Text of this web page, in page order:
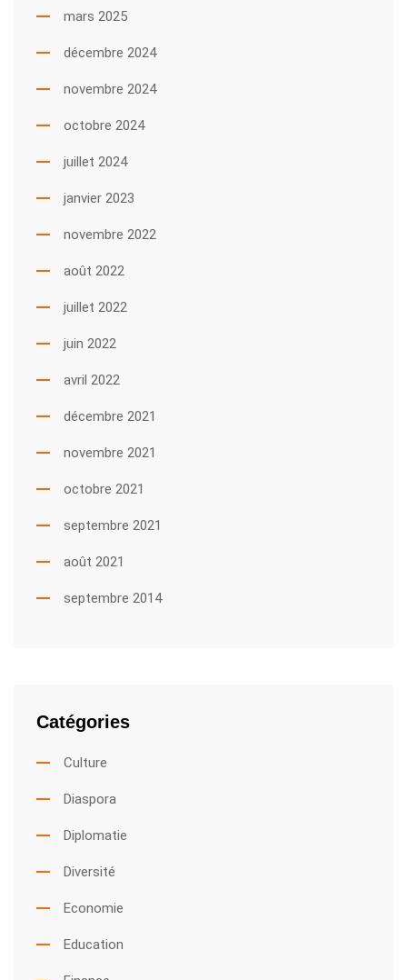
mars 2025
décembre 2024
novembre 2024
octobre 2024
juillet 2024
janvier 2023
novembre 2022
août 2022
juillet 2022
juin 2022
avril 2022
décembre 2021
novembre 2021
octobre 2021
septembre 2021
août 2021
septembre 2014
Catégories
Culture
Diaspora
Diplomatie
Diversité
Economie
Education